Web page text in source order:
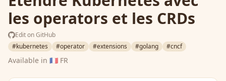
les operators et les CRDs
Edit on GitHub
#kubernetes
#operator #extensions #golang #cncf
Available in 🇫🇷 FR